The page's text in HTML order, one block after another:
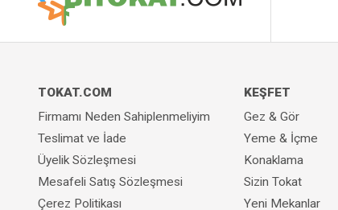
TOKAT.COM
Firmamı Neden Sahiplenmeliyim
Teslimat ve İade
Üyelik Sözleşmesi
Mesafeli Satış Sözleşmesi
Çerez Politikası
KEŞFET
Gez & Gör
Yeme & İçme
Konaklama
Sizin Tokat
Yeni Mekanlar